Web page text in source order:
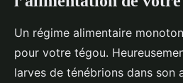
Un régime alimentaire
pour votre tégou.
larves de ténébrions dans son